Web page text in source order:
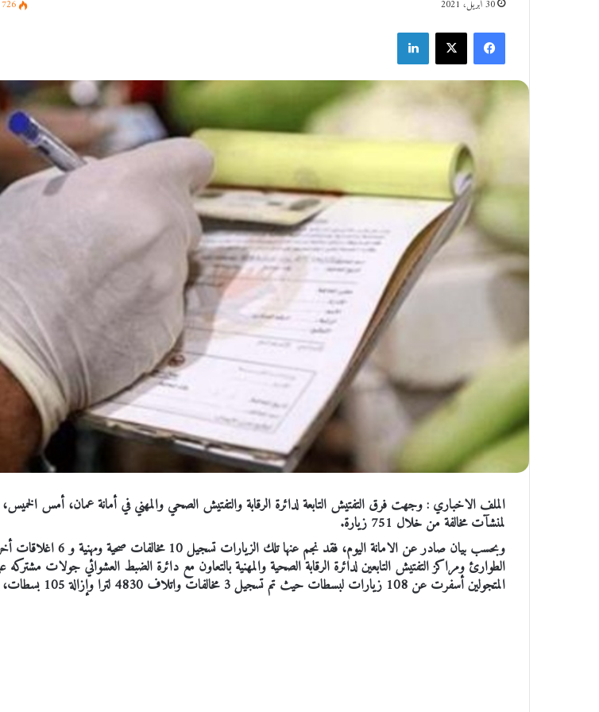
30 أبريل، 2021 726
فيسبوك
لمنشآت مخالفة من خلال 751 زيارة.
وبحسب بيان صادر عن الامانة اليوم، فقد نجم عنها
الطوارئ ومراكز التفتيش التابعين لدائرة الرقابة الصحية والمهنية بالتعاون مع دائرة الضبط العشوائي جولات مشتركه
المتجولين أسفرت عن 108 زيارات لبسطات حيث تم تسجيل 3 مخالفات واتلاف 4830 لترا وإزالة 105 بسطات،